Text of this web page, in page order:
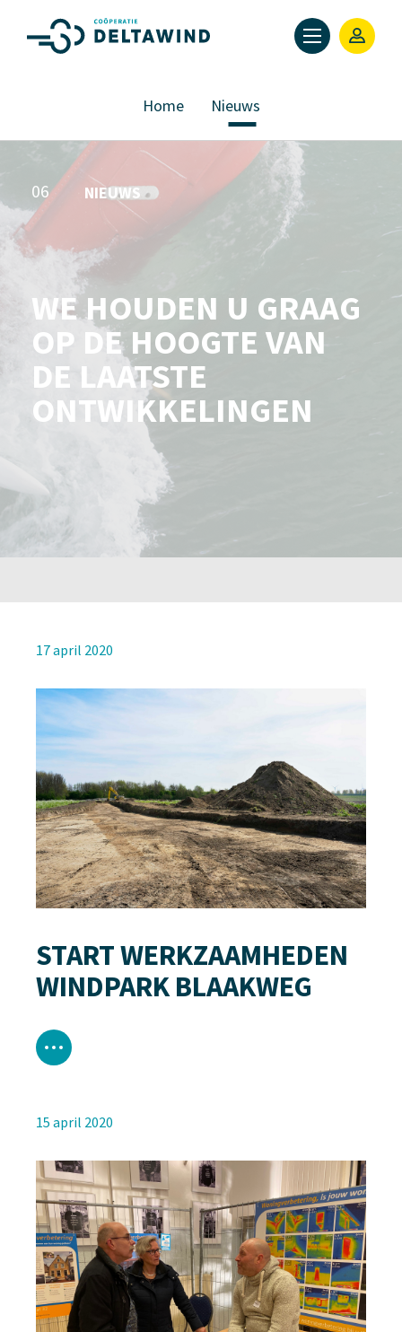
Home Nieuws
06 NIEUWS
WE HOUDEN U GRAAG
OP DE HOOGTE VAN
DE LAATSTE
ONTWIKKELINGEN
17 april 2020
START WERKZAAMHEDEN
WINDPARK BLAAKWEG
15 april 2020